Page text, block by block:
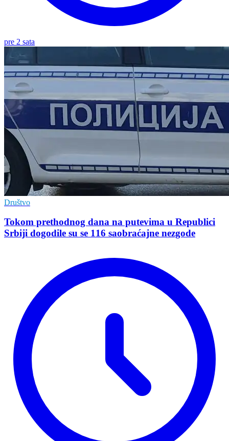
pre 2 sata
Društvo
Tokom prethodnog dana na putevima u Republici
Srbiji dogodile su se 116 saobraćajne nezgode